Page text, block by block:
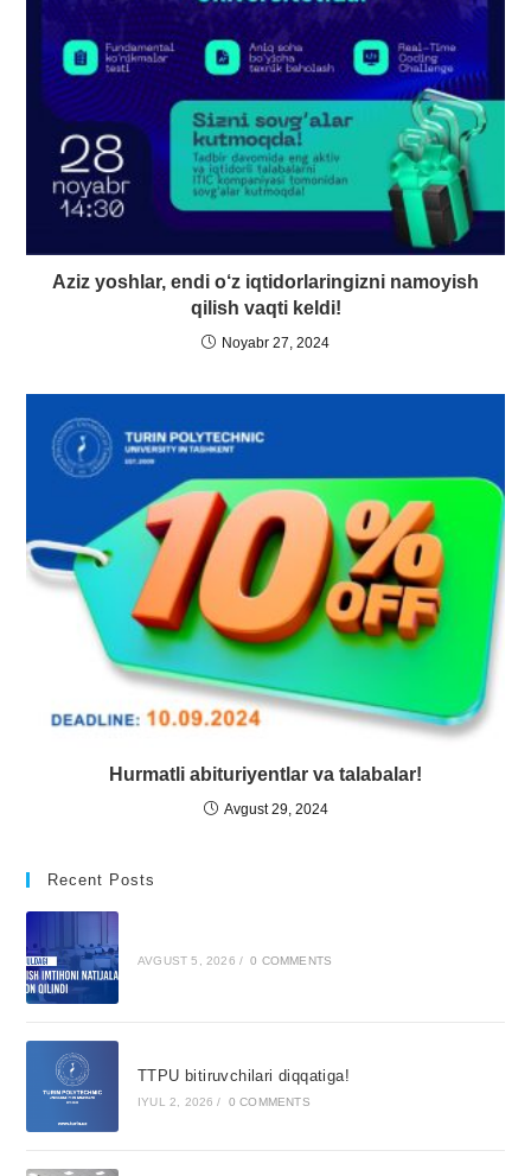
Aziz yoshlar, endi o‘z iqtidorlaringizni namoyish
qilish vaqti keldi!
Noyabr 27, 2024
Hurmatli abituriyentlar va talabalar!
Avgust 29, 2024
Recent Posts
AVGUST 5, 2026 / 0 COMMENTS
TTPU bitiruvchilari diqqatiga!
IYUL 2, 2026 / 0 COMMENTS